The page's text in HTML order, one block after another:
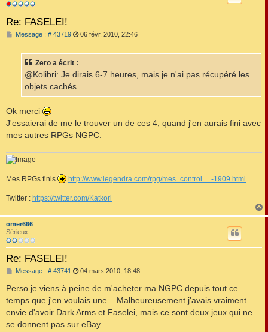
Re: FASELEI!
Message : # 43719M
a
g
06 févr. 2010, 22:46
Zero a écrit :
@Kolibri: Je dirais 6-7 heures, mais je n'ai pas récupéré les
objets cachés.
Ok merci
J'essaierai de me le trouver un de ces 4, quand j'en aurais fini avec
mes autres RPGs NGPC.
Mes RPGs finis http://www.legendra.com/rpg/mes_control ... -1909.html
Twitter : https://twitter.com/Katkori
a
omer666
Sérieux
Re: FASELEI!
Message : # 43741 M
s
s
a
g
e
04 mars 2010, 18:48
Perso je viens à peine de m'acheter ma NGPC depuis tout ce
temps que j'en voulais une... Malheureusement j'avais vraiment
envie d'avoir Dark Arms et Faselei, mais ce sont deux jeux qui ne
se donnent pas sur eBay.